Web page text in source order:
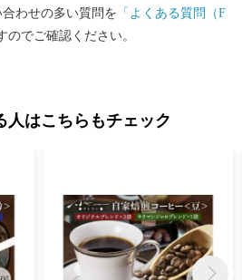
わせの多い質問を 「よくある質問（F
のでご確認ください。
人はこちらもチェック